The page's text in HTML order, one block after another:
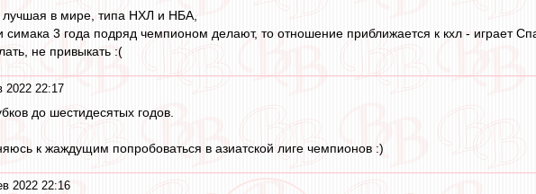
лучшая в мире, типа НХЛ и НБА,
симака 3 года подряд чемпионом делают, то отношение приближается к кхл - играет
не привыкать :(
2022 22:17
до шестидесятых годов.
к жаждущим попробоваться в азиатской лиге чемпионов :)
2022 22:16